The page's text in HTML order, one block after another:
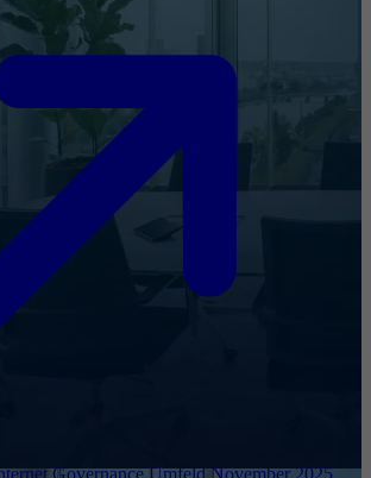
Governance Umfeld November 2025